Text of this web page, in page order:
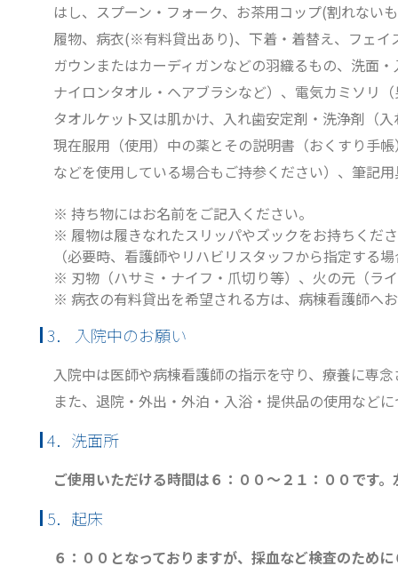
はし、スプーン・フォーク、お茶用コップ(割れない
履物、病衣(※有料貸出あり)、下着・着替え、フェイ
ガウンまたはカーディガンなどの羽織るもの、洗面
ナイロンタオル・ヘアブラシなど）、電気カミソリ
タオルケット又は肌かけ、入れ歯安定剤・洗浄剤（
現在服用（使用）中の薬とその説明書（おくすり手
などを使用している場合もご持参ください）、筆記
※ 持ち物にはお名前をご記入ください。
※ 履物は履きなれたスリッパやズックをお持ちくだ
（必要時、看護師やリハビリスタッフから指定する
※ 刃物（ハサミ・ナイフ・爪切り等）、火の元（ラ
※ 病衣の有料貸出を希望される方は、病棟看護師へ
3． 入院中のお願い
入院中は医師や病棟看護師の指示を守り、療養に専
また、退院・外出・外泊・入浴・提供品の使用など
4．洗面所
ご使用いただける時間は６：００〜２１：００です
5．起床
６：００となっておりますが、採血など検査のため